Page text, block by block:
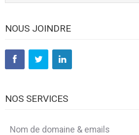
NOUS JOINDRE
NOS SERVICES
Nom de domaine & emails